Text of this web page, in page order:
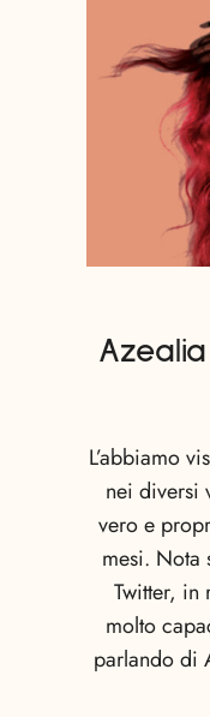
L’abbiamo
nei diversi
vero e
mesi. Nota
Twitter, in
molto
parlando di